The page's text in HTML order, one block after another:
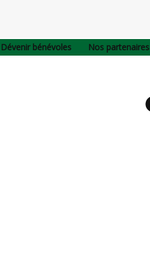
Dévenir bénévoles Nos partenaires